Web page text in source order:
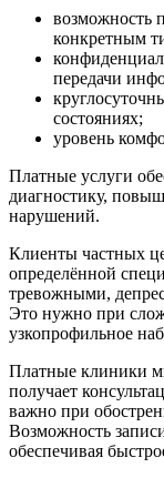
возможность
конкретным
передачи
состояниях;
уровень
Платные услуги
диагностику,
нарушений.
Клиенты частных
определённой
тревожными,
Это нужно при
узкопрофильное
Платные клиники
получает
важно при
Возможность
обеспечивая